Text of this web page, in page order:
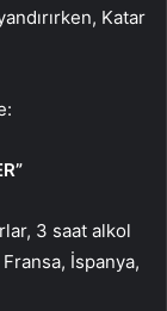
Katar
3 saat alkol
İspanya,